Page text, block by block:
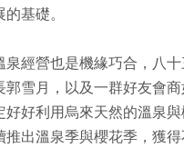
基礎。
泉經營也是機緣巧合，八
郭雪月，以及一群好友會
好好利用烏來天然的溫泉
推出溫泉季與櫻花季，獲